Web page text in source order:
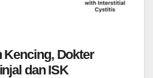
Kencing, Dokter
dan ISK